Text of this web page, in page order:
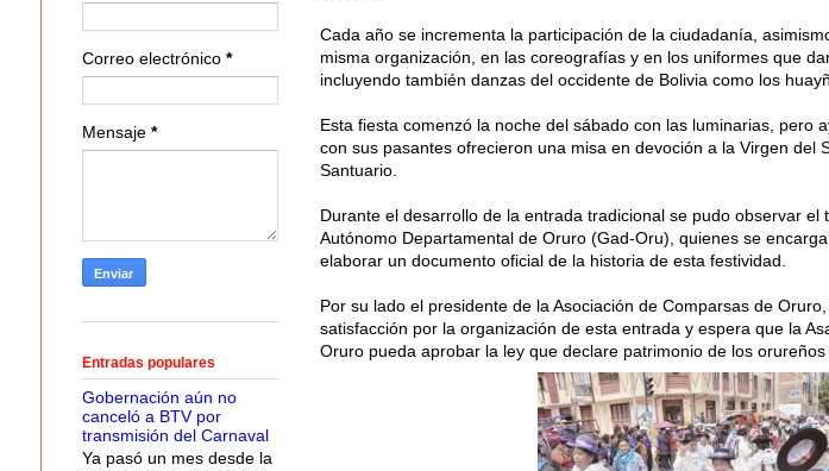
Cada año se incrementa la participación de la ciudadanía,
misma organización, en las coreografías y en los uniformes que
incluyendo también danzas del occidente de Bolivia como los
Esta fiesta comenzó la noche del sábado con las luminarias, pero
con sus pasantes ofrecieron una misa en devoción a la Virgen del
Santuario.
Durante el desarrollo de la entrada tradicional se pudo observar el
Autónomo Departamental de Oruro (Gad-Oru), quienes se
elaborar un documento oficial de la historia de esta festividad.
Por su lado el presidente de la Asociación de Comparsas de
satisfacción por la organización de esta entrada y espera que la
Oruro pueda aprobar la ley que declare patrimonio de los orureños
Correo electrónico *
Mensaje *
Entradas populares
Gobernación aún no
canceló a BTV por
transmisión del Carnaval
Ya pasó un mes desde la